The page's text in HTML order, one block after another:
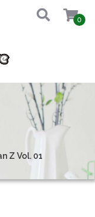
0
Z Vol. 01